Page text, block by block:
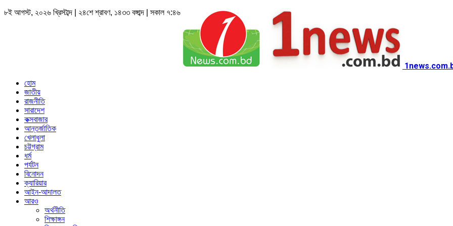
৮ই আগস্ট, ২০২৬ খ্রিস্টাব্দ | ২৪শে শ্রাবণ, ১৪৩৩ বঙ্গাব্দ | সকাল ৭:৪৬
হোম
জাতীয়
রাজনীতি
সারাদেশ
কক্সবাজার
আন্তর্জাতিক
খেলাধুলা
চট্টগ্রাম
ধর্ম
পর্যটন
বিনোদন
ক্যারিয়ার
আইন-আদালত
আরও
অর্থনীতি
শিক্ষাঙ্গন